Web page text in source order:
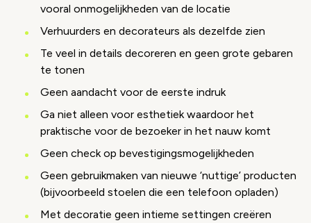
vooral onmogelijkheden van de locatie
Verhuurders en decorateurs als dezelfde zien
Te veel in details decoreren en geen grote gebaren
te tonen
Geen aandacht voor de eerste indruk
Ga niet alleen voor esthetiek waardoor het
praktische voor de bezoeker in het nauw komt
Geen check op bevestigingsmogelijkheden
Geen gebruikmaken van nieuwe ‘nuttige’ producten
(bijvoorbeeld stoelen die een telefoon opladen)
Met decoratie geen intieme settingen creëren